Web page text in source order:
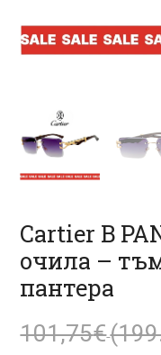
Cartier B
очила –
пантера
101,75€